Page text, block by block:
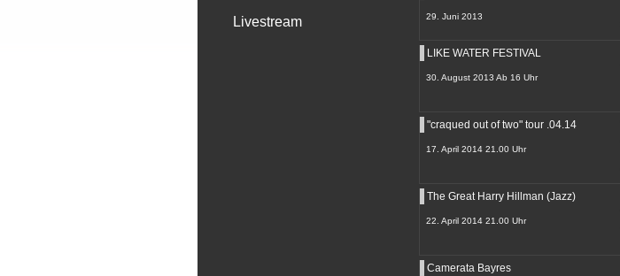
Livestream 29. Juni 2013
LIKE WATER FESTIVAL
30. August 2013 Ab 16 Uhr
"craqued out of two" tour .04.14
17. April 2014 21.00 Uhr
The Great Harry Hillman (Jazz)
22. April 2014 21.00 Uhr
Camerata Bayres